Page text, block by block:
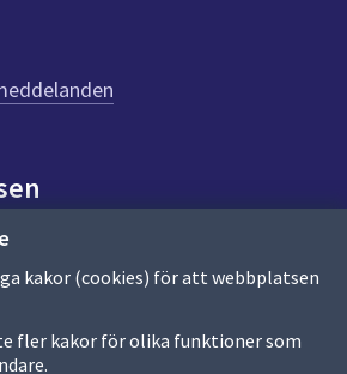
kakor (cookies) för att webbplatsen
fler kakor för olika funktioner som
och diarium